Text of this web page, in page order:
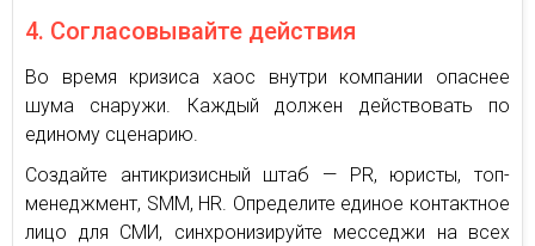
4. Согласовывайте действия
Во время кризиса хаос внутри компании опаснее
шума снаружи. Каждый должен действовать по
единому сценарию.
Создайте антикризисный штаб — PR, юристы, топ-
менеджмент, SMM, HR. Определите единое контактное
лицо для СМИ, синхронизируйте месседжи на всех